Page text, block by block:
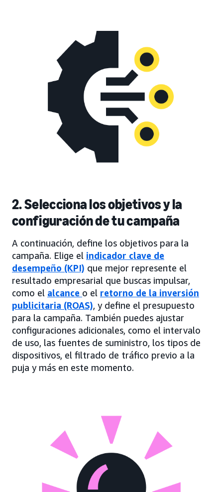
2. Selecciona los objetivos y la
configuración de tu campaña
A continuación, define los objetivos para la
campaña. Elige el indicador clave de
desempeño (KPI) que mejor represente el
resultado empresarial que buscas impulsar,
como el alcance o el retorno de la inversión
publicitaria (ROAS), y define el presupuesto
para la campaña. También puedes ajustar
configuraciones adicionales, como el intervalo
de uso, las fuentes de suministro, los tipos de
dispositivos, el filtrado de tráfico previo a la
puja y más en este momento.